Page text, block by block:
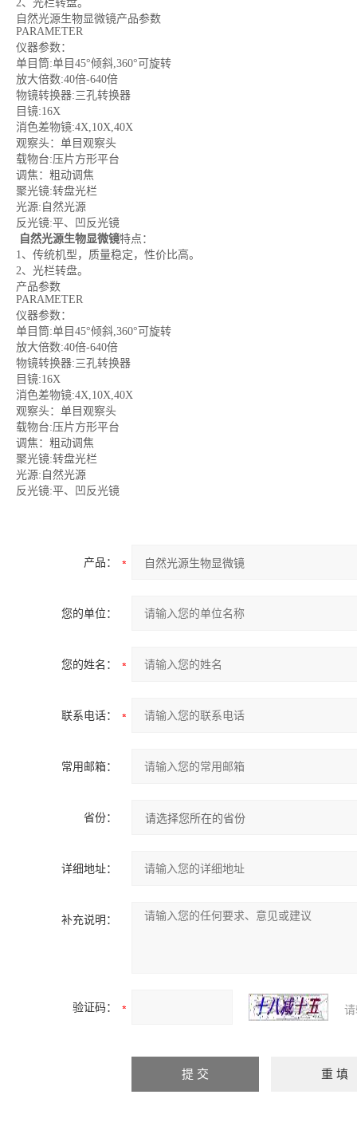
2、光栏转盘。
自然光源生物显微镜产品参数
PARAMETER
仪器参数：
单目筒:单目45°倾斜,360°可旋转
放大倍数:40倍-640倍
物镜转换器:三孔转换器
目镜:16X
消色差物镜:4X,10X,40X
观察头：单目观察头
载物台:压片方形平台
调焦：粗动调焦
聚光镜:转盘光栏
光源:自然光源
反光镜:平、凹反光镜
自然光源生物显微镜特点：
1、传统机型，质量稳定，性价比高。
2、光栏转盘。
产品参数
PARAMETER
仪器参数：
单目筒:单目45°倾斜,360°可旋转
放大倍数:40倍-640倍
物镜转换器:三孔转换器
目镜:16X
消色差物镜:4X,10X,40X
观察头：单目观察头
载物台:压片方形平台
调焦：粗动调焦
聚光镜:转盘光栏
光源:自然光源
反光镜:平、凹反光镜
产品：
您的单位：
您的姓名：
联系电话：
常用邮箱：
省份：
详细地址：
补充说明：
验证码：